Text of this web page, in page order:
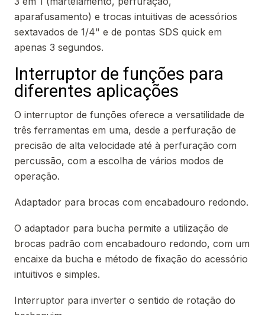
aparafusamento) e trocas intuitivas de acessórios
sextavados de 1/4" e de pontas SDS quick em
apenas 3 segundos.
Interruptor de funções para
diferentes aplicações
O interruptor de funções oferece a versatilidade de
três ferramentas em uma, desde a perfuração de
precisão de alta velocidade até à perfuração com
percussão, com a escolha de vários modos de
operação.
Adaptador para brocas com encabadouro redondo.
O adaptador para bucha permite a utilização de
brocas padrão com encabadouro redondo, com um
encaixe da bucha e método de fixação do acessório
intuitivos e simples.
Interruptor para inverter o sentido de rotação do